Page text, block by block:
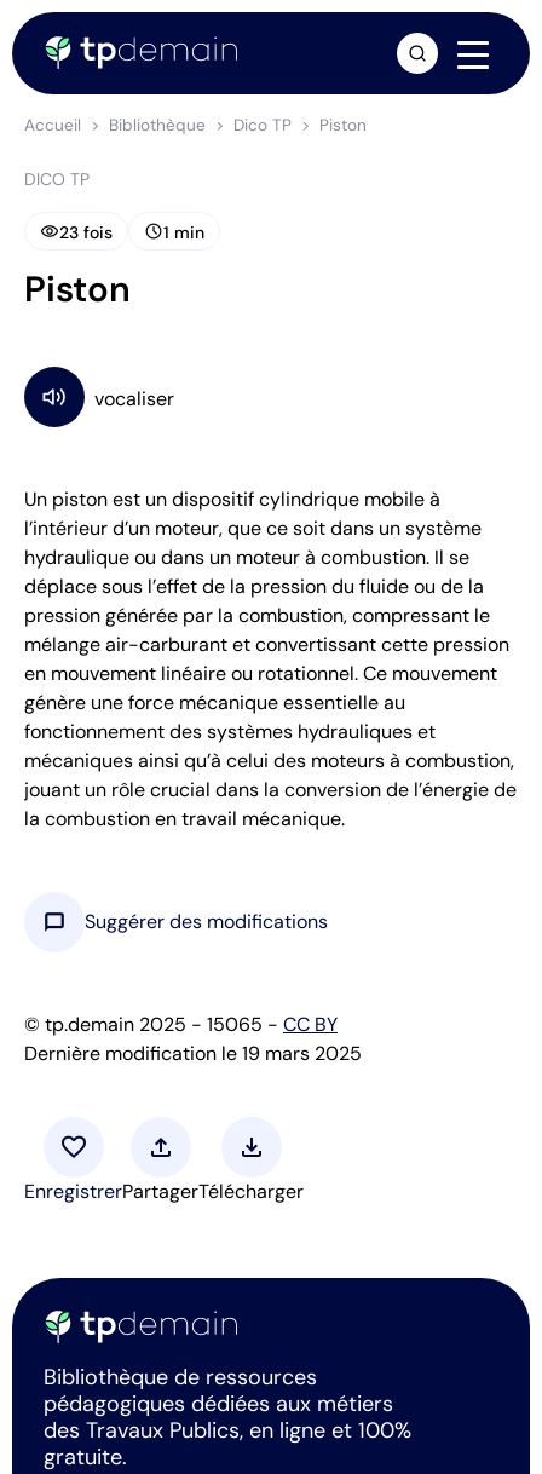
Accueil Bibliothèque Dico TP Piston
DICO TP
visibility23 fois schedule1 min
Piston
Un piston est un dispositif cylindrique mobile à
l’intérieur d’un moteur, que ce soit dans un système
hydraulique ou dans un moteur à combustion. Il se
déplace sous l’effet de la pression du fluide ou de la
pression générée par la combustion, compressant le
mélange air-carburant et convertissant cette pression
en mouvement linéaire ou rotationnel. Ce mouvement
génère une force mécanique essentielle au
fonctionnement des systèmes hydrauliques et
mécaniques ainsi qu’à celui des moteurs à combustion,
jouant un rôle crucial dans la conversion de l’énergie de
la combustion en travail mécanique.
chat_bubble Suggérer des modifications
© tp.demain 2025 - 15065 - CC BY
Dernière modification le 19 mars 2025
favorite
Enregistrer
upload
Partager
download
Télécharger
Bibliothèque de ressources
pédagogiques dédiées aux métiers
des Travaux Publics, en ligne et 100%
gratuite.
arrow_forward